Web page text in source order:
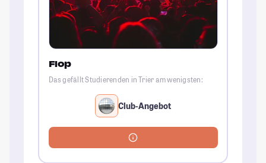
Flop
Das gefällt Studierenden in Trier am wenigsten:
Club-Angebot